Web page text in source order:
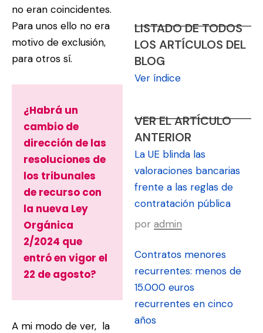
no eran coincidentes.
Para unos ello no era
motivo de exclusión,
para otros sí.
¿Habrá un
cambio de
dirección de las
resoluciones de
los tribunales
de recurso con
la nueva Ley
Orgánica
2/2024 que
entró en vigor el
22 de agosto?
A mi modo de ver, la
LISTADO DE TODOS
LOS ARTÍCULOS DEL
BLOG
Ver índice
VER EL ARTÍCULO
ANTERIOR
La UE blinda las
valoraciones bancarias
frente a las reglas de
contratación pública
por admin
Contratos menores
recurrentes: menos de
15.000 euros
recurrentes en cinco
años